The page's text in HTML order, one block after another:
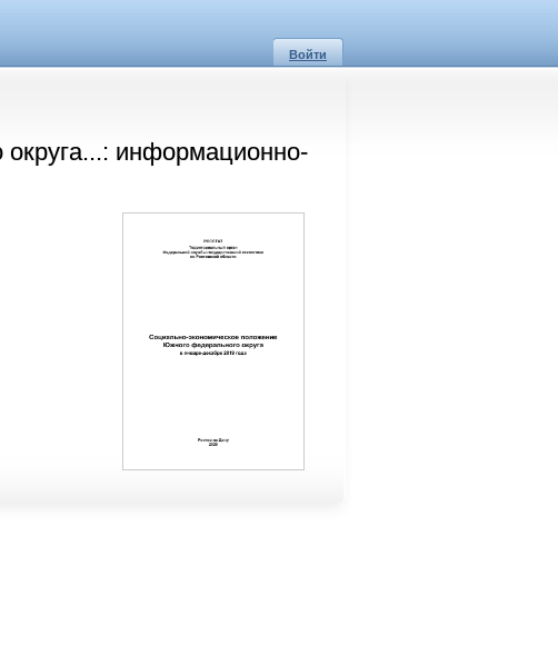
Войти
информационно-